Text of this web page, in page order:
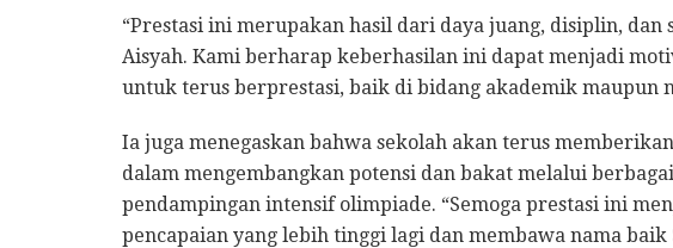
“Prestasi ini merupakan hasil dari daya juang, disiplin,
Aisyah. Kami berharap keberhasilan ini dapat menjadi
untuk terus berprestasi, baik di bidang akademik maupun
Ia juga menegaskan bahwa sekolah akan terus
dalam mengembangkan potensi dan bakat melalui
pendampingan intensif olimpiade. “Semoga prestasi ini
pencapaian yang lebih tinggi lagi dan membawa nama